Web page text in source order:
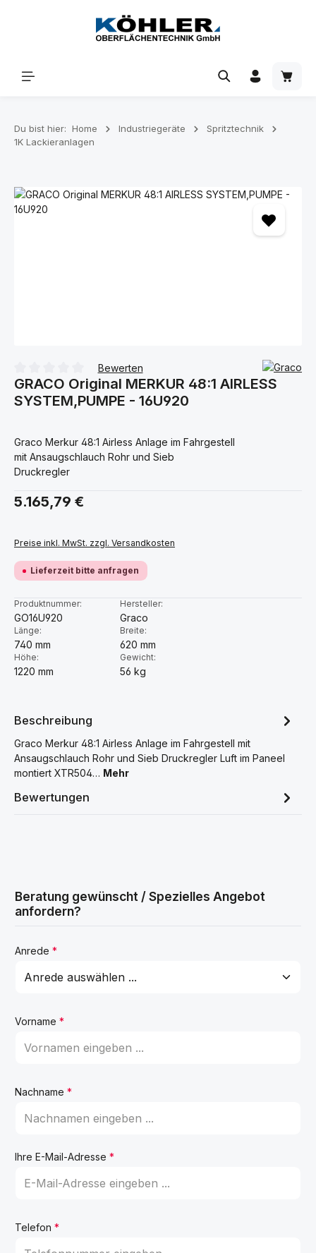
Zum Hauptinhalt springen
Du bist hier: Home Industriegeräte
Spritztechnik
1K Lackieranlagen
Bildergalerie überspringen
Durchschnittliche Bewertung von 0 von 5 Sternen
Bewerten
GRACO Original MERKUR 48:1 AIRLESS
SYSTEM,PUMPE - 16U920
Graco Merkur 48:1 Airless Anlage im Fahrgestell
mit Ansaugschlauch Rohr und Sieb
Druckregler
Regulärer Preis:
5.165,79 €
Preise inkl. MwSt. zzgl. Versandkosten
Lieferzeit bitte anfragen
Produktnummer:
GO16U920
Hersteller:
Graco
Länge:
740 mm
Breite:
620 mm
Höhe:
1220 mm
Gewicht:
56 kg
Beschreibung
Graco Merkur 48:1 Airless Anlage im Fahrgestell mit
Ansaugschlauch Rohr und Sieb Druckregler Luft im Paneel
montiert XTR504… Mehr
Bewertungen
Beratung gewünscht / Spezielles Angebot
anfordern?
Anrede *
Vorname *
Nachname *
Ihre E-Mail-Adresse *
Telefon *